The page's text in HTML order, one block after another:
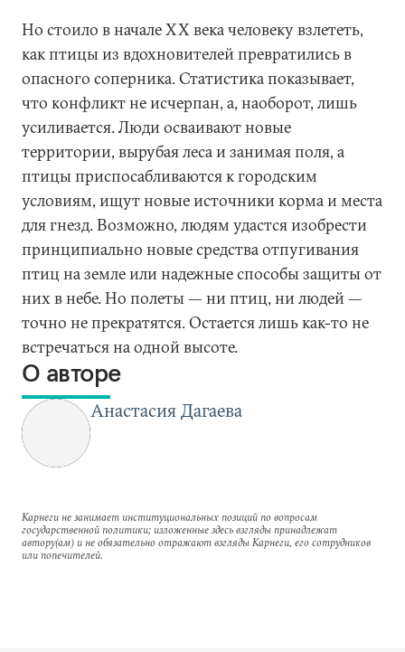
Но стоило в начале XX века человеку взлететь,
как птицы из вдохновителей превратились в
опасного соперника. Статистика показывает,
что конфликт не исчерпан, а, наоборот, лишь
усиливается. Люди осваивают новые
территории, вырубая леса и занимая поля, а
птицы приспосабливаются к городским
условиям, ищут новые источники корма и места
для гнезд. Возможно, людям удастся изобрести
принципиально новые средства отпугивания
птиц на земле или надежные способы защиты от
них в небе. Но полеты — ни птиц, ни людей —
точно не прекратятся. Остается лишь как-то не
встречаться на одной высоте.
О авторе
Анастасия Дагаева
Карнеги не занимает институциональных позиций по вопросам
государственной политики; изложенные здесь взгляды принадлежат
автору(ам) и не обязательно отражают взгляды Карнеги, его сотрудников
или попечителей.